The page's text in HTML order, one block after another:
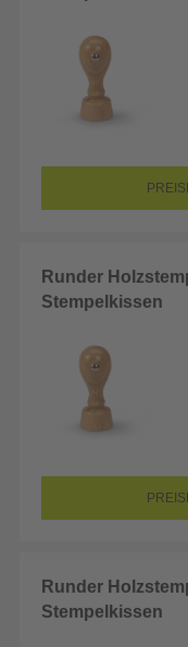
Seitenanzahl: 1-seitig
1/0-farbig
Runder
Stempelkissen
Seitenanzahl: 1-seitig
1/0-farbig
Runder
Stempelkissen